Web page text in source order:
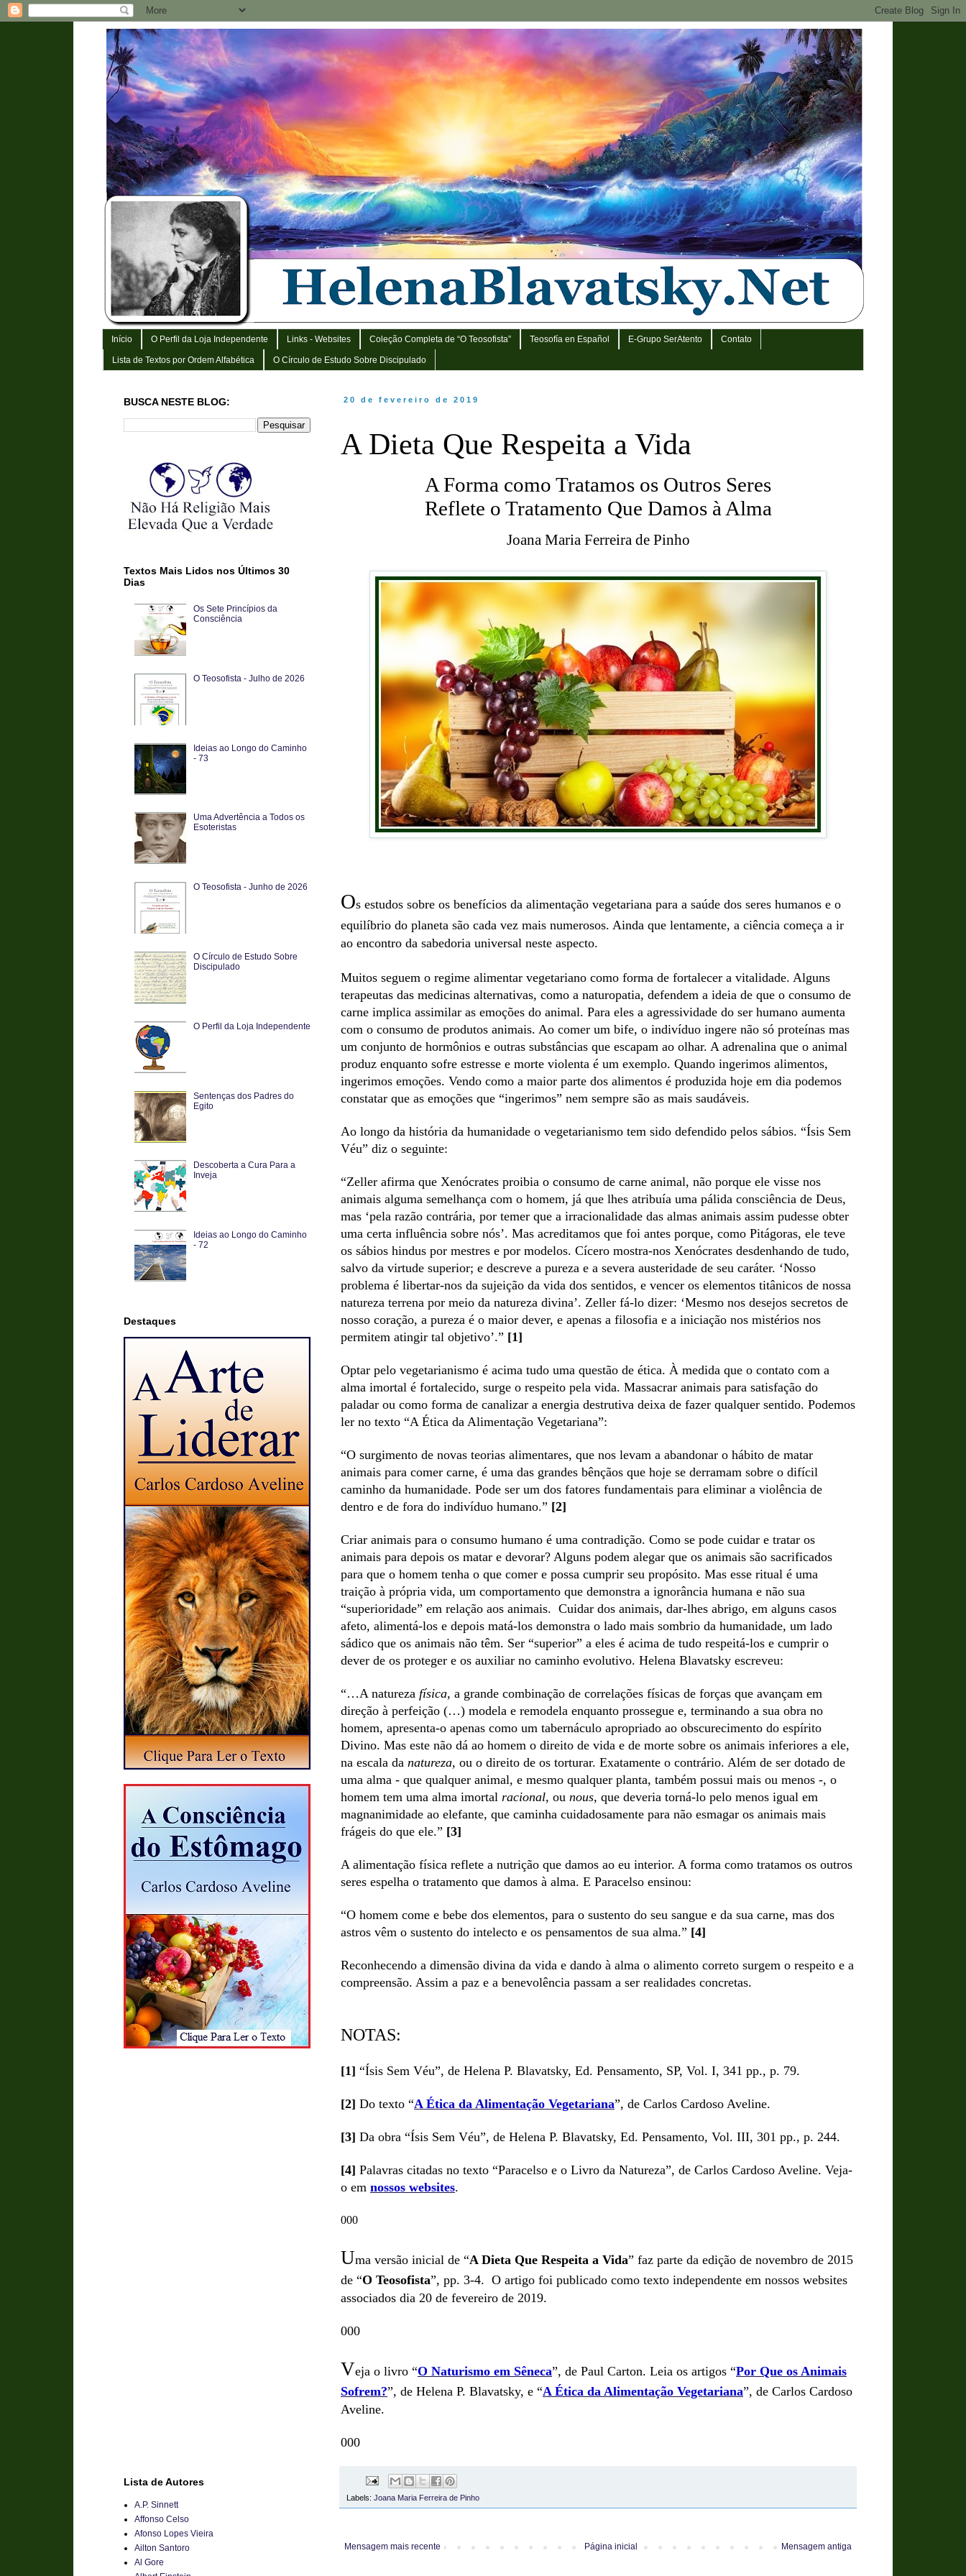
Início O Perfil da Loja Independente Links - Websites Coleção Completa de “O Teosofista” Teosofía en Español E-Grupo SerAtento Contato
Lista de Textos por Ordem Alfabética O Círculo de Estudo Sobre Discipulado
20 de fevereiro de 2019
A Dieta Que Respeita a Vida
A Forma como Tratamos os Outros Seres
Reflete o Tratamento Que Damos à Alma
Joana Maria Ferreira de Pinho
Os estudos sobre os benefícios da alimentação vegetariana para a saúde dos seres humanos e o
equilíbrio do planeta são cada vez mais numerosos. Ainda que lentamente, a ciência começa a ir
ao encontro da sabedoria universal neste aspecto.
Muitos seguem o regime alimentar vegetariano como forma de fortalecer a vitalidade. Alguns
terapeutas das medicinas alternativas, como a naturopatia, defendem a ideia de que o consumo de
carne implica assimilar as emoções do animal. Para eles a agressividade do ser humano aumenta
com o consumo de produtos animais. Ao comer um bife, o indivíduo ingere não só proteínas mas
um conjunto de hormônios e outras substâncias que escapam ao olhar. A adrenalina que o animal
produz enquanto sofre estresse e morte violenta é um exemplo. Quando ingerimos alimentos,
ingerimos emoções. Vendo como a maior parte dos alimentos é produzida hoje em dia podemos
constatar que as emoções que “ingerimos” nem sempre são as mais saudáveis.
Ao longo da história da humanidade o vegetarianismo tem sido defendido pelos sábios. “Ísis Sem
Véu” diz o seguinte:
“Zeller afirma que Xenócrates proibia o consumo de carne animal, não porque ele visse nos
animais alguma semelhança com o homem, já que lhes atribuía uma pálida consciência de Deus,
mas ‘pela razão contrária, por temer que a irracionalidade das almas animais assim pudesse obter
uma certa influência sobre nós’. Mas acreditamos que foi antes porque, como Pitágoras, ele teve
os sábios hindus por mestres e por modelos. Cícero mostra-nos Xenócrates desdenhando de tudo,
salvo da virtude superior; e descreve a pureza e a severa austeridade de seu caráter. ‘Nosso
problema é libertar-nos da sujeição da vida dos sentidos, e vencer os elementos titânicos de nossa
natureza terrena por meio da natureza divina’. Zeller fá-lo dizer: ‘Mesmo nos desejos secretos de
nosso coração, a pureza é o maior dever, e apenas a filosofia e a iniciação nos mistérios nos
permitem atingir tal objetivo’.” [1]
Optar pelo vegetarianismo é acima tudo uma questão de ética. À medida que o contato com a
alma imortal é fortalecido, surge o respeito pela vida. Massacrar animais para satisfação do
paladar ou como forma de canalizar a energia destrutiva deixa de fazer qualquer sentido. Podemos
ler no texto “A Ética da Alimentação Vegetariana”:
“O surgimento de novas teorias alimentares, que nos levam a abandonar o hábito de matar
animais para comer carne, é uma das grandes bênçãos que hoje se derramam sobre o difícil
caminho da humanidade. Pode ser um dos fatores fundamentais para eliminar a violência de
dentro e de fora do indivíduo humano.” [2]
Criar animais para o consumo humano é uma contradição. Como se pode cuidar e tratar os
animais para depois os matar e devorar? Alguns podem alegar que os animais são sacrificados
para que o homem tenha o que comer e possa cumprir seu propósito. Mas esse ritual é uma
traição à própria vida, um comportamento que demonstra a ignorância humana e não sua
“superioridade” em relação aos animais. Cuidar dos animais, dar-lhes abrigo, em alguns casos
afeto, alimentá-los e depois matá-los demonstra o lado mais sombrio da humanidade, um lado
sádico que os animais não têm. Ser “superior” a eles é acima de tudo respeitá-los e cumprir o
dever de os proteger e os auxiliar no caminho evolutivo. Helena Blavatsky escreveu:
“…A natureza física, a grande combinação de correlações físicas de forças que avançam em
direção à perfeição (…) modela e remodela enquanto prossegue e, terminando a sua obra no
homem, apresenta-o apenas como um tabernáculo apropriado ao obscurecimento do espírito
Divino. Mas este não dá ao homem o direito de vida e de morte sobre os animais inferiores a ele,
na escala da natureza, ou o direito de os torturar. Exatamente o contrário. Além de ser dotado de
uma alma - que qualquer animal, e mesmo qualquer planta, também possui mais ou menos -, o
homem tem uma alma imortal racional, ou nous, que deveria torná-lo pelo menos igual em
magnanimidade ao elefante, que caminha cuidadosamente para não esmagar os animais mais
frágeis do que ele.” [3]
A alimentação física reflete a nutrição que damos ao eu interior. A forma como tratamos os outros
seres espelha o tratamento que damos à alma. E Paracelso ensinou:
“O homem come e bebe dos elementos, para o sustento do seu sangue e da sua carne, mas dos
astros vêm o sustento do intelecto e os pensamentos de sua alma.” [4]
Reconhecendo a dimensão divina da vida e dando à alma o alimento correto surgem o respeito e a
compreensão. Assim a paz e a benevolência passam a ser realidades concretas.
NOTAS:
[1] “Ísis Sem Véu”, de Helena P. Blavatsky, Ed. Pensamento, SP, Vol. I, 341 pp., p. 79.
[2] Do texto “A Ética da Alimentação Vegetariana”, de Carlos Cardoso Aveline.
[3] Da obra “Ísis Sem Véu”, de Helena P. Blavatsky, Ed. Pensamento, Vol. III, 301 pp., p. 244.
[4] Palavras citadas no texto “Paracelso e o Livro da Natureza”, de Carlos Cardoso Aveline. Veja-
o em nossos websites.
000
Uma versão inicial de “A Dieta Que Respeita a Vida” faz parte da edição de novembro de 2015
de “O Teosofista”, pp. 3-4. O artigo foi publicado como texto independente em nossos websites
associados dia 20 de fevereiro de 2019.
000
Veja o livro “O Naturismo em Sêneca”, de Paul Carton. Leia os artigos “Por Que os Animais
Sofrem?”, de Helena P. Blavatsky, e “A Ética da Alimentação Vegetariana”, de Carlos Cardoso
Aveline.
000
Labels: Joana Maria Ferreira de Pinho
Mensagem mais recente Mensagem antiga
Página inicial
BUSCA NESTE BLOG:
Textos Mais Lidos nos Últimos 30
Dias
Os Sete Princípios da
Consciência
O Teosofista - Julho de 2026
Ideias ao Longo do Caminho
- 73
Uma Advertência a Todos os
Esoteristas
O Teosofista - Junho de 2026
O Círculo de Estudo Sobre
Discipulado
O Perfil da Loja Independente
Sentenças dos Padres do
Egito
Descoberta a Cura Para a
Inveja
Ideias ao Longo do Caminho
- 72
Destaques
Lista de Autores
A.P. Sinnett
Affonso Celso
Afonso Lopes Vieira
Ailton Santoro
Al Gore